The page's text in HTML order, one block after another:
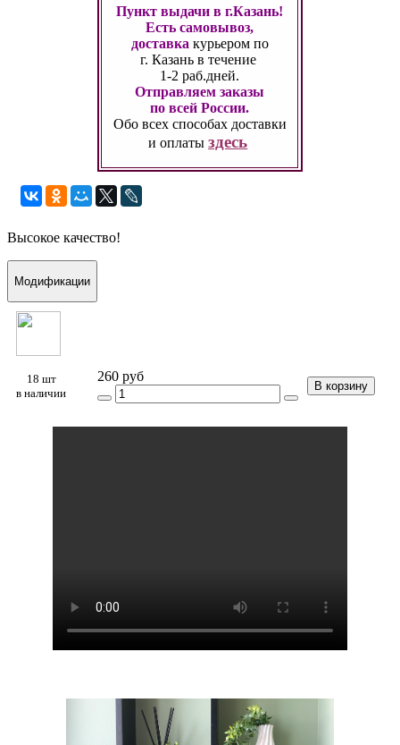
Пункт выдачи в г.Казань!
Есть самовывоз,
доставка курьером по
г. Казань в течение
1-2 раб.дней.
Отправляем заказы
по всей России.
Обо всех способах доставки
и оплатыздесь
Высокое качество!
Модификации
18 шт
в наличии
260 руб
В корзину